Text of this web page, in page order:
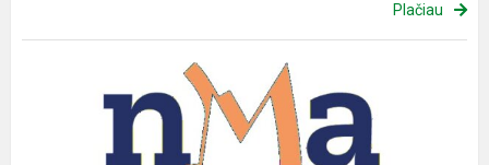
Plačiau
matematikos